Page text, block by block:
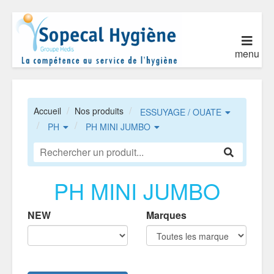
menu
Accueil Nos produits
ESSUYAGE / OUATE
PH
PH MINI JUMBO
PH MINI JUMBO
NEW Marques